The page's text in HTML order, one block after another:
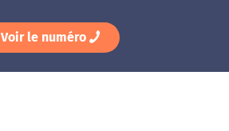
Voir le numéro